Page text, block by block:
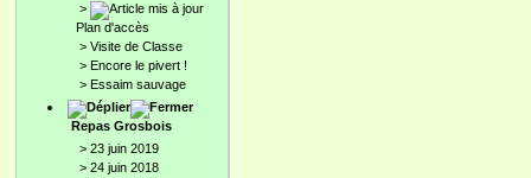
>
Plan d'accès
> Visite de Classe
> Encore le pivert !
> Essaim sauvage
Repas Grosbois
> 23 juin 2019
> 24 juin 2018